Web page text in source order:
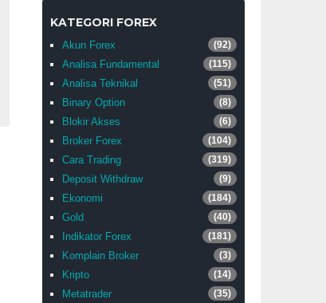
KATEGORI FOREX
Akun Forex (92)
Analisa Fundamental (115)
Analisa Teknikal (51)
Binary Option (8)
Blokir Akses (6)
Broker Forex (104)
Cara Trading (319)
Deposit Withdraw (9)
Ekonomi (184)
Gold (40)
Indikator Forex (181)
Komplain Broker (3)
Kripto (14)
Metatrader (35)